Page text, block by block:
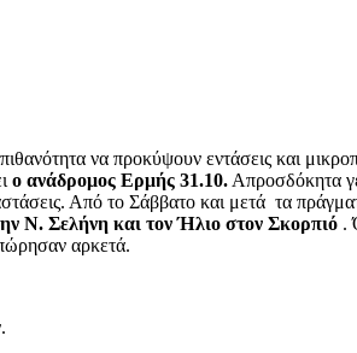
να προκύψουν εντάσεις και
ο ανάδρομος Ερμής 31.10. Απροσδόκητα
Από το Σάββατο και μετά τα
Ν. Σελήνη και τον Ήλιο στον Σκορπιό .
αρκετά.